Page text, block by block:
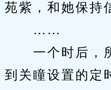
苑紫，和她保持
……
一个时后，所
到关瞳设置的定